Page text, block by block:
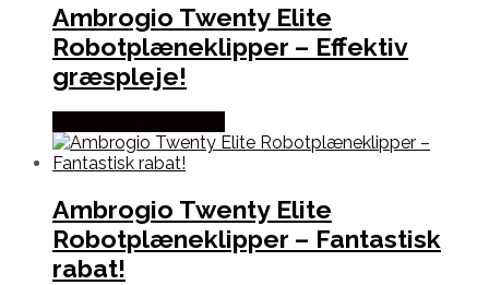
Ambrogio Twenty Elite
Robotplæneklipper – Effektiv
græspleje!
Ambrogio Twenty Elite
Robotplæneklipper – Fantastisk
rabat!